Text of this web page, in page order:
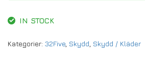
IN STOCK
Kategorier: 32Five, Skydd Skydd / Kläder